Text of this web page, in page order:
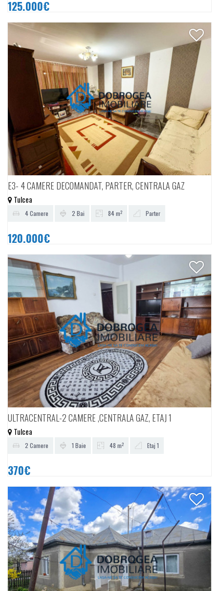
125.000€
E3- 4 CAMERE DECOMANDAT, PARTER, CENTRALA GAZ
Tulcea
4 Camere 2 Bai 84 m2 Parter
120.000€
ULTRACENTRAL-2 CAMERE ,CENTRALA GAZ, ETAJ 1
Tulcea
2 Camere 1 Baie 48 m2 Etaj 1
370€